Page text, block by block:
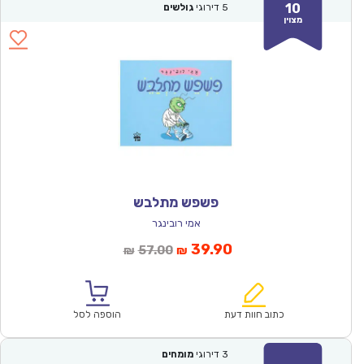
10
מצוין
5 דירוגי גולשים
פשפש מתלבש
אמי רובינגר
₪ 57.00המחיר
₪57.00.
₪ 39.90המחיר
הוא:
כתוב חוות דעת הוספה לסל
3 דירוגי מומחים